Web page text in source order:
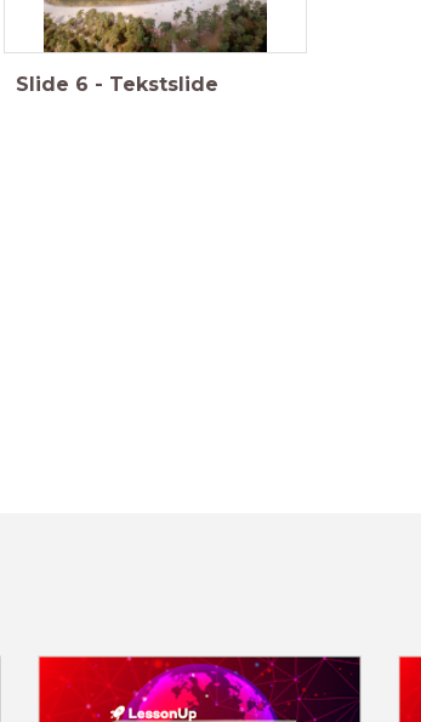
Slide 6 - Tekstslide